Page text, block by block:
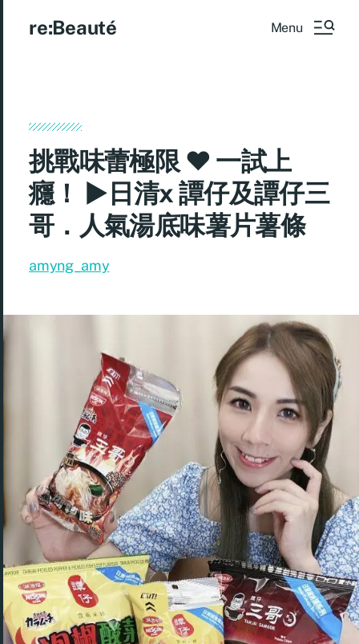
re:Beauté Menu
挑戰味蕾極限 ♥ 一試上
癮！ ►日清x 譚仔及譚仔三
哥．人氣湯底味薯片薯條
amyng_amy